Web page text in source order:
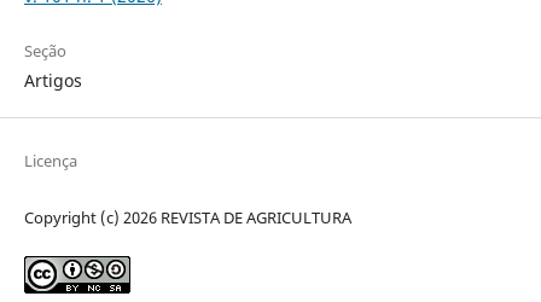
Seção
Artigos
Licença
Copyright (c) 2026 REVISTA DE AGRICULTURA